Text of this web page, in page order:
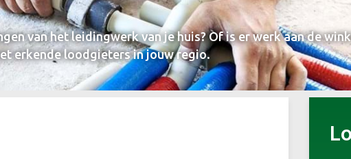
van het leidingwerk van je huis? Of is er werk aan de
erkende loodgieters in jouw regio.